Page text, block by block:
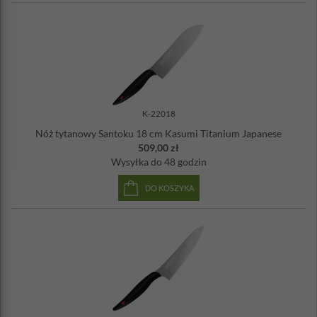
uzyskania optymalnej wydajności. Idealnie powinno się to robić za
każdym razem, gdy używasz noża. Kasumi zaleca ostrzenie noży za
pomocą mokrego kamienia tzw. japońskiego.
K-22018
Nóż tytanowy Santoku 18 cm Kasumi Titanium Japanese
509,00 zł
Wysyłka do 48 godzin
DO KOSZYKA